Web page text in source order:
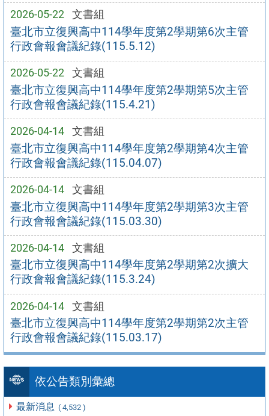
2026-05-22 文書組
臺北市立復興高中114學年度第2學期第6次主管
行政會報會議紀錄(115.5.12)
2026-05-22 文書組
臺北市立復興高中114學年度第2學期第5次主管
行政會報會議紀錄(115.4.21)
2026-04-14 文書組
臺北市立復興高中114學年度第2學期第4次主管
行政會報會議紀錄(115.04.07)
2026-04-14 文書組
臺北市立復興高中114學年度第2學期第3次主管
行政會報會議紀錄(115.03.30)
2026-04-14 文書組
臺北市立復興高中114學年度第2學期第2次擴大
行政會報會議紀錄(115.3.24)
2026-04-14 文書組
臺北市立復興高中114學年度第2學期第2次主管
行政會報會議紀錄(115.03.17)
依公告類別彙總
最新消息 ( 4,532 )